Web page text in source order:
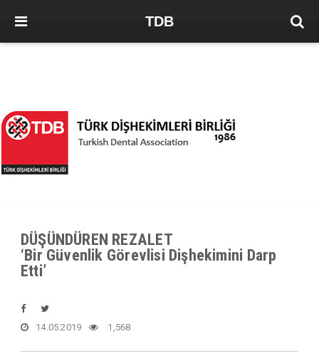
TDB
DÜŞÜNDÜREN REZALET
‘Bir Güvenlik Görevlisi Dişhekimini Darp
Etti’
14.05.2019 1,568